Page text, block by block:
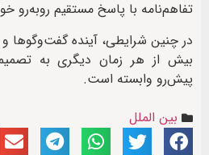
تفاهم‌نامه با پاسخ مستقیم روبه‌رو
در چنین شرایطی، آینده گفت‌وگوها
بیش از هر زمان دیگری به
پیش‌رو وابسته است.
بین الملل